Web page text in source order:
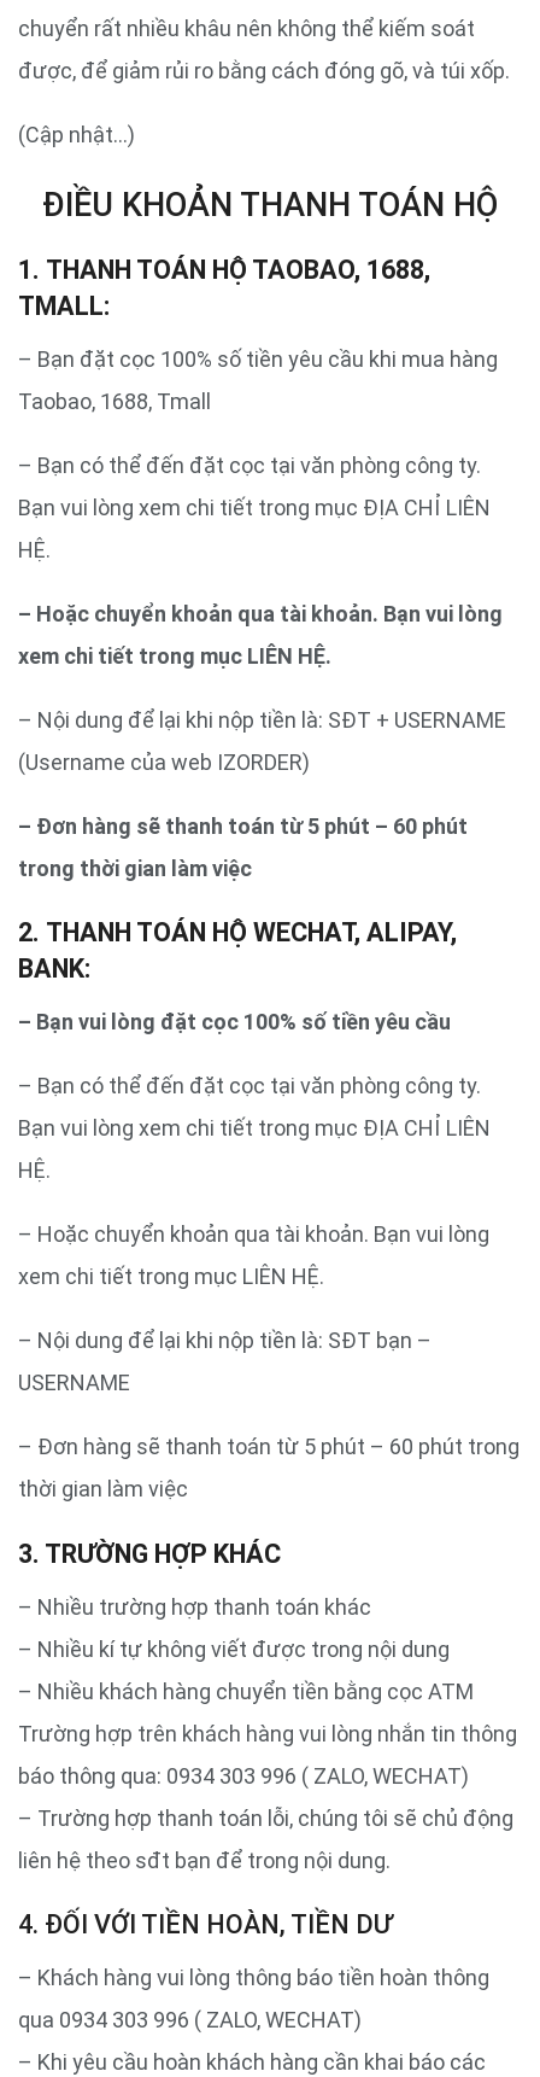
chuyển rất nhiều khâu nên không thể kiếm soát
được, để giảm rủi ro bằng cách đóng gõ, và túi xốp.
(Cập nhật…)
ĐIỀU KHOẢN THANH TOÁN HỘ
1. THANH TOÁN HỘ TAOBAO, 1688,
TMALL:
– Bạn đặt cọc 100% số tiền yêu cầu khi mua hàng
Taobao, 1688, Tmall
– Bạn có thể đến đặt cọc tại văn phòng công ty.
Bạn vui lòng xem chi tiết trong mục ĐỊA CHỈ LIÊN
HỆ.
– Hoặc chuyển khoản qua tài khoản. Bạn vui lòng
xem chi tiết trong mục LIÊN HỆ.
– Nội dung để lại khi nộp tiền là: SĐT + USERNAME
(Username của web IZORDER)
– Đơn hàng sẽ thanh toán từ 5 phút – 60 phút
trong thời gian làm việc
2. THANH TOÁN HỘ WECHAT, ALIPAY,
BANK:
– Bạn vui lòng đặt cọc 100% số tiền yêu cầu
– Bạn có thể đến đặt cọc tại văn phòng công ty.
Bạn vui lòng xem chi tiết trong mục ĐỊA CHỈ LIÊN
HỆ.
– Hoặc chuyển khoản qua tài khoản. Bạn vui lòng
xem chi tiết trong mục LIÊN HỆ.
– Nội dung để lại khi nộp tiền là: SĐT bạn –
USERNAME
– Đơn hàng sẽ thanh toán từ 5 phút – 60 phút trong
thời gian làm việc
3. TRƯỜNG HỢP KHÁC
– Nhiều trường hợp thanh toán khác
– Nhiều kí tự không viết được trong nội dung
– Nhiều khách hàng chuyển tiền bằng cọc ATM
Trường hợp trên khách hàng vui lòng nhắn tin thông
báo thông qua: 0934 303 996 ( ZALO, WECHAT)
– Trường hợp thanh toán lỗi, chúng tôi sẽ chủ động
liên hệ theo sđt bạn để trong nội dung.
4. ĐỐI VỚI TIỀN HOÀN, TIỀN DƯ
– Khách hàng vui lòng thông báo tiền hoàn thông
qua 0934 303 996 ( ZALO, WECHAT)
– Khi yêu cầu hoàn khách hàng cần khai báo các